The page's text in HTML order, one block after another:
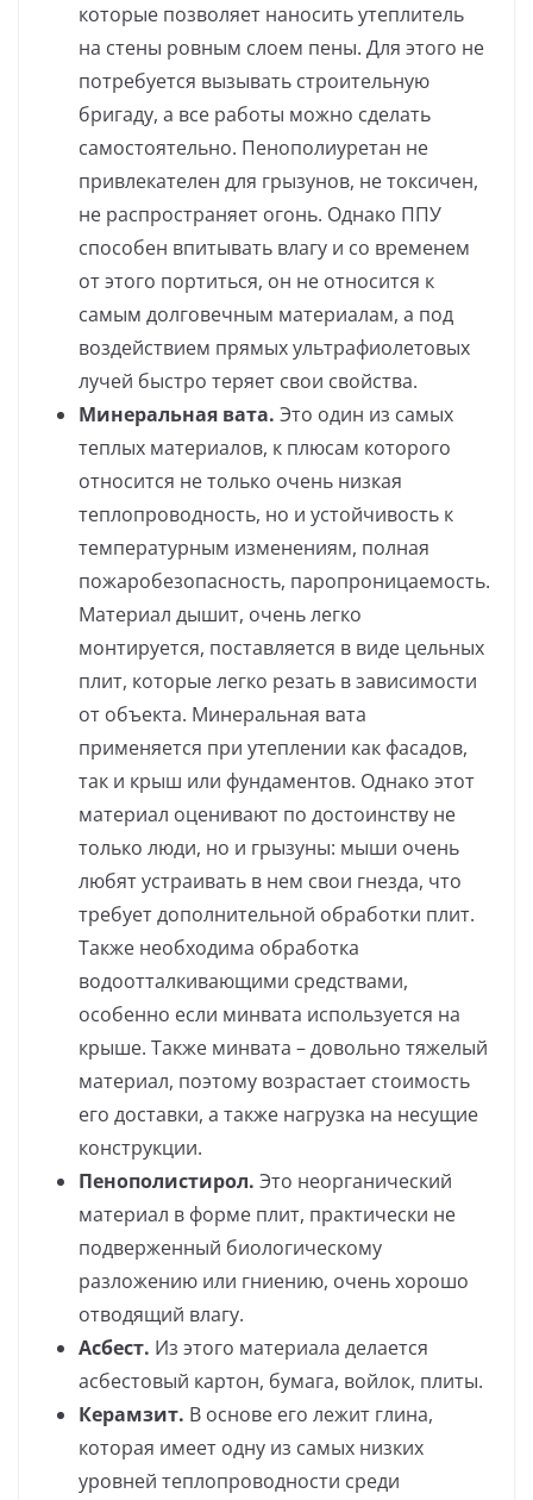
которые позволяет наносить утеплитель
на стены ровным слоем пены. Для этого не
потребуется вызывать строительную
бригаду, а все работы можно сделать
самостоятельно. Пенополиуретан не
привлекателен для грызунов, не токсичен,
не распространяет огонь. Однако ППУ
способен впитывать влагу и со временем
от этого портиться, он не относится к
самым долговечным материалам, а под
воздействием прямых ультрафиолетовых
лучей быстро теряет свои свойства.
Минеральная вата. Это один из самых
теплых материалов, к плюсам которого
относится не только очень низкая
теплопроводность, но и устойчивость к
температурным изменениям, полная
пожаробезопасность, паропроницаемость.
Материал дышит, очень легко
монтируется, поставляется в виде цельных
плит, которые легко резать в зависимости
от объекта. Минеральная вата
применяется при утеплении как фасадов,
так и крыш или фундаментов. Однако этот
материал оценивают по достоинству не
только люди, но и грызуны: мыши очень
любят устраивать в нем свои гнезда, что
требует дополнительной обработки плит.
Также необходима обработка
водоотталкивающими средствами,
особенно если минвата используется на
крыше. Также минвата – довольно тяжелый
материал, поэтому возрастает стоимость
его доставки, а также нагрузка на несущие
конструкции.
Пенополистирол. Это неорганический
материал в форме плит, практически не
подверженный биологическому
разложению или гниению, очень хорошо
отводящий влагу.
Асбест. Из этого материала делается
асбестовый картон, бумага, войлок, плиты.
Керамзит. В основе его лежит глина,
которая имеет одну из самых низких
уровней теплопроводности среди